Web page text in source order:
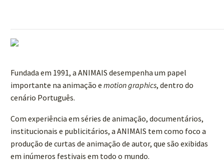
Fundada em 1991, a ANIMAIS desempenha um papel
importante na animação e motion graphics, dentro do
cenário Português.
Com experiência em séries de animação, documentários,
institucionais e publicitários, a ANIMAIS tem como foco a
produção de curtas de animação de autor, que são exibidas
em inúmeros festivais em todo o mundo.